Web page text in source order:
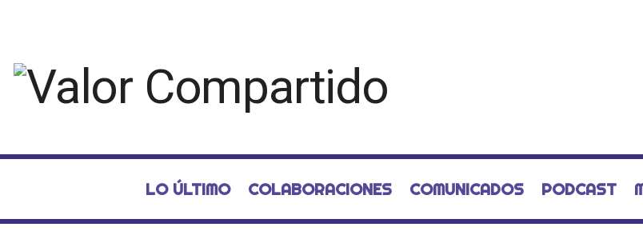
LO ÚLTIMO COLABORACIONES COMUNICADOS PODCAST